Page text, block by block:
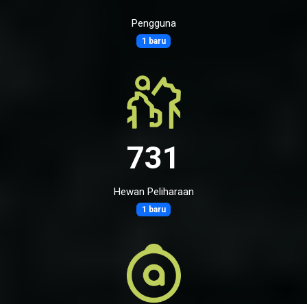
Pengguna
1 baru
731
Hewan Peliharaan
1 baru